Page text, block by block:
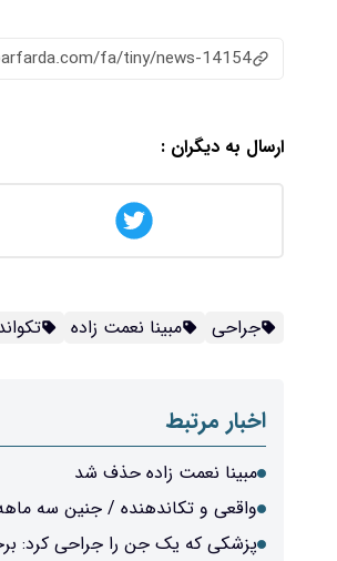
fa/tiny/news-14154
ارسال به دیگران :
جراحی مبینا نعمت زاده
اخبار مرتبط
مبینا نعمت زاده حذف شد
واقعی و تکاندهنده / جنین سه ماهه در
پزشکی که یک جن را جراحی کرد: